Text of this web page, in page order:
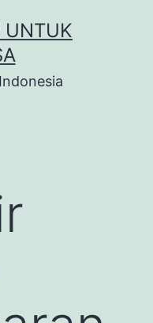
UNTUK